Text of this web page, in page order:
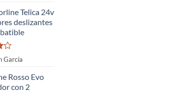
Telica 24v
deslizantes
García
Rosso Evo
con 2